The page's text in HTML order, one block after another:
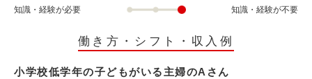
知識・経験が必要 知識・経験が不要
働き方・シフト・収入例
小学校低学年の子どもがいる主婦のAさん